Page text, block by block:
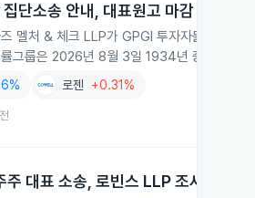
단소송 안내, 대표원고 마감
멜처 & 체크 LLP가 GPGI 투자자들에게
그룹은 2026년 8월 3일 1934년 증권거래법
로젠 +0.31%
대표 소송, 로빈스 LLP 조사 착수